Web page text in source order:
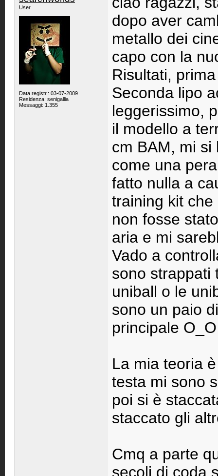
User
Data registr.: 03-07-2009
Residenza: senigallia
Messaggi: 1.355
dopo aver
metallo dei
capo con la
Risultati,
Seconda lipo
leggerissimo,
il modello a
cm BAM, mi si
come una
fatto nulla a
training kit
non fosse
aria e mi
Vado a
sono strappati
uniball o le
sono un paio
principale O_O
La mia teoria
testa mi sono
poi si è
staccato gli
Cmq a parte
secoli di coda